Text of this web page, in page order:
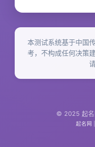
本测试系统基于中国
考，不构成任何决策
© 2025 起名
起名网